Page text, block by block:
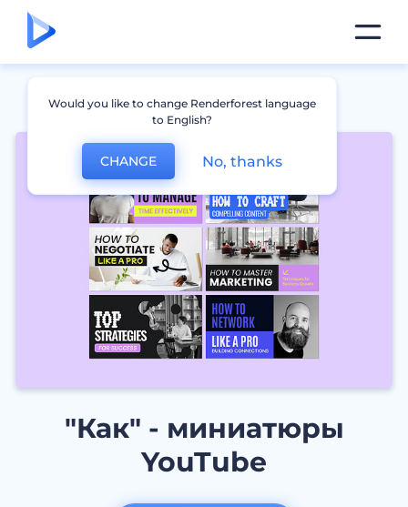
"Как" - миниатюры
YouTube
Would you like to change Renderforest language
to English?
CHANGE No, thanks